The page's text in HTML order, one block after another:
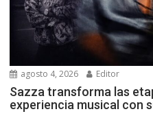
agosto 4, 2026 Editor
Sazza transforma las
experiencia musical con